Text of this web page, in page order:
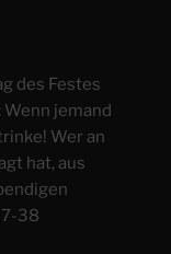
des Festes
jemand
Wer an
hat, aus
38